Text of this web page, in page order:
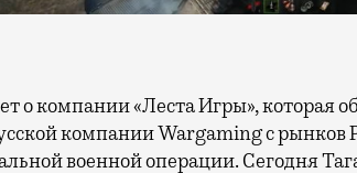
компании Wargaming с рынков
военной операции. Сегодня